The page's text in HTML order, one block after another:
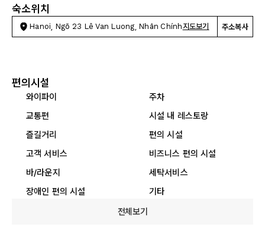
숙소위치
Hanoi, Ngõ 23 Lê Van Luong, Nhân Chính 지도보기 주소복사
편의시설
와이파이
주차
교통편
시설 내 레스토랑
즐길거리
편의 시설
고객 서비스
비즈니스 편의 시설
바/라운지
세탁서비스
장애인 편의 시설
기타
전체보기